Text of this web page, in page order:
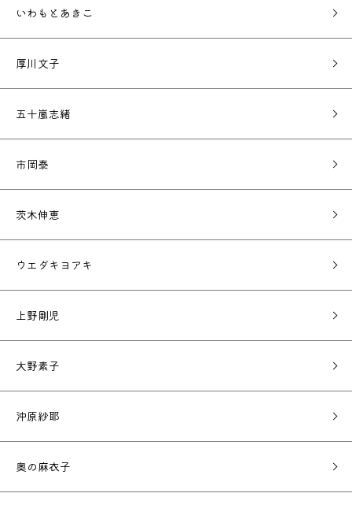
いわもとあきこ
厚川文子
五十嵐志緒
市岡泰
茨木伸恵
ウエダキヨアキ
上野剛児
大野素子
沖原紗耶
奥の麻衣子